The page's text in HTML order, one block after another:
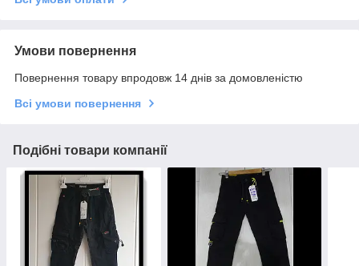
Умови повернення
Повернення товару впродовж 14 днів за домовленістю
Всі умови повернення
Подібні товари компанії